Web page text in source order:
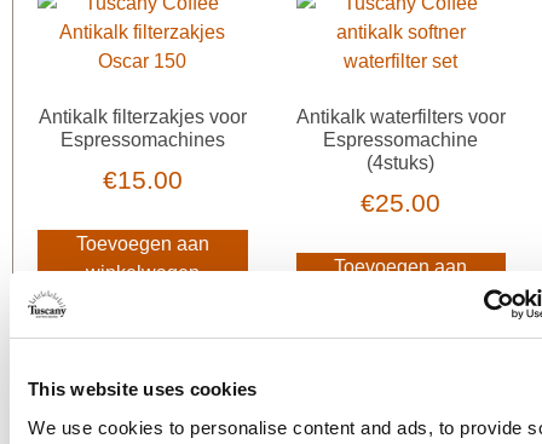
This website uses cookies
We use cookies to personalise content and ads, to provide
Antikalk filterzakjes voor
Espressomachines
€15.00
Toevoegen aan
winkelwagen
Antikalk waterfilters voor
Espressomachine
(4stuks)
€25.00
Toevoegen aan